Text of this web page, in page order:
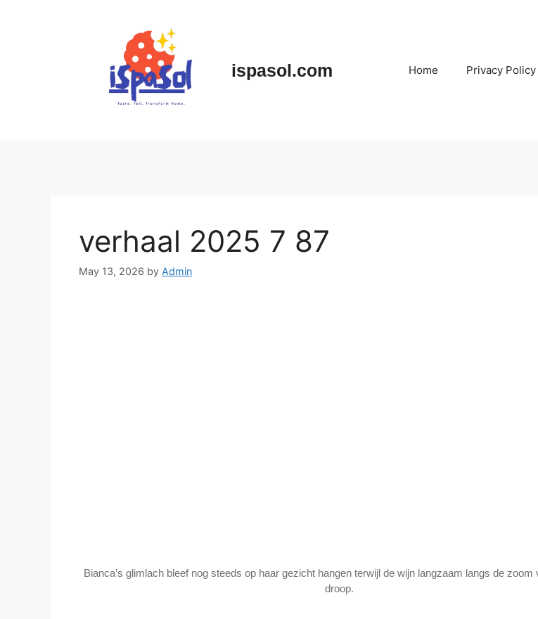
ispasol.com Home Privacy Policy
verhaal 2025 7 87
May 13, 2026 by Admin
Bianca’s glimlach bleef nog steeds op haar gezicht hangen terwijl de wijn langzaam langs de zoom
droop.